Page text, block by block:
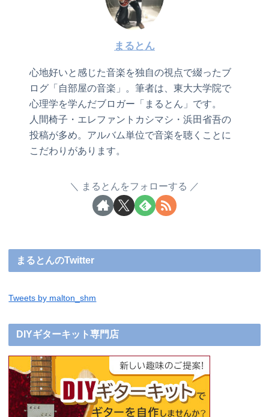
まるとん
心地好いと感じた音楽を独自の視点で綴ったブ
ログ「自部屋の音楽」。筆者は、東大大学院で
心理学を学んだブロガー「まるとん」です。
人間椅子・エレファントカシマシ・浜田省吾の
投稿が多め。アルバム単位で音楽を聴くことに
こだわりがあります。
まるとんをフォローする
まるとんのTwitter
Tweets by malton_shm
DIYギターキット専門店